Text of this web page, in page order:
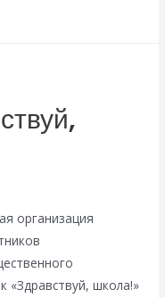
организация
«Здравствуй, школа!»